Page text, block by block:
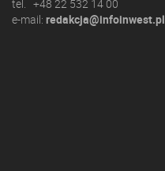
tel. +48 22 532 14 00
e-mail: redakcja@infoinwest.pl